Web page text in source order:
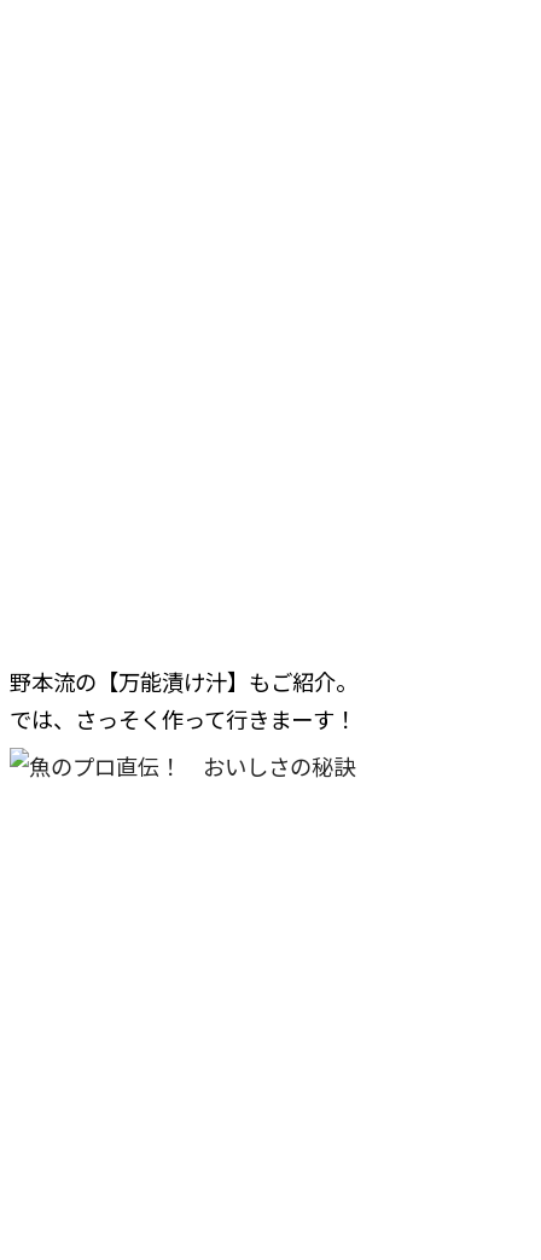
野本流の【万能漬け汁】もご紹介。
では、さっそく作って行きまーす！